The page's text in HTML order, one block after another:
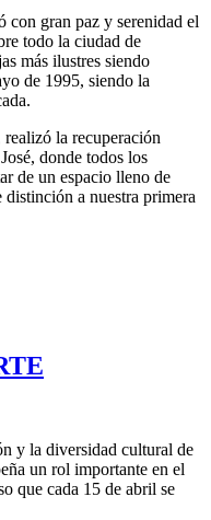
con gran paz y serenidad el
todo la ciudad de
más ilustres siendo
de 1995, siendo la
la recuperación
donde todos los
de un espacio lleno de
a nuestra primera
y la diversidad cultural de
un rol importante en el
que cada 15 de abril se